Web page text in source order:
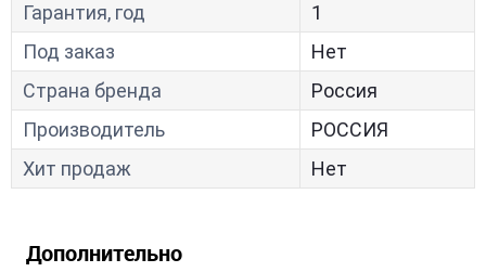
Гарантия, год
1
Под заказ
Нет
Страна бренда
Россия
Производитель
РОССИЯ
Хит продаж
Нет
Дополнительно